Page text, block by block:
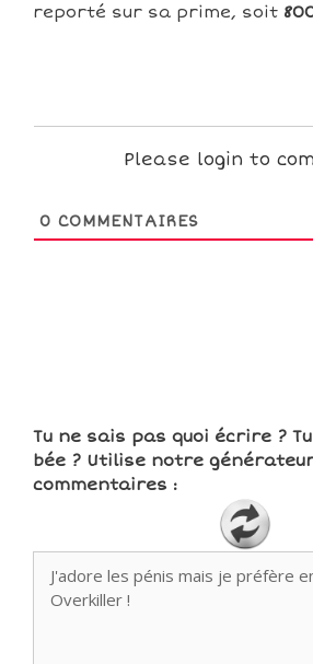
reporté sur sa prime, soit
Please login to
0 COMMENTAIRES
Tu ne sais pas quoi écrire ?
bée ? Utilise notre
commentaires :